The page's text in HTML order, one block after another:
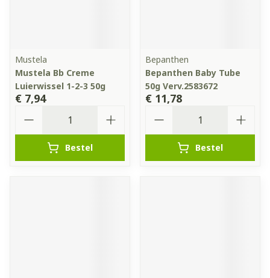
Mustela
Mustela Bb Creme
Luierwissel 1-2-3 50g
€ 7,94
Bestel
Bepanthen
Bepanthen Baby Tube
50g Verv.2583672
€ 11,78
Bestel